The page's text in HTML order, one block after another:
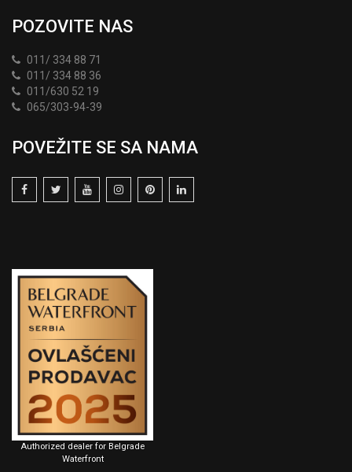
POZOVITE NAS
011/ 334 88 71
011/ 334 88 36
011/630 52 19
065/303-94-39
POVEŽITE SE SA NAMA
Authorized dealer for Belgrade
Waterfront